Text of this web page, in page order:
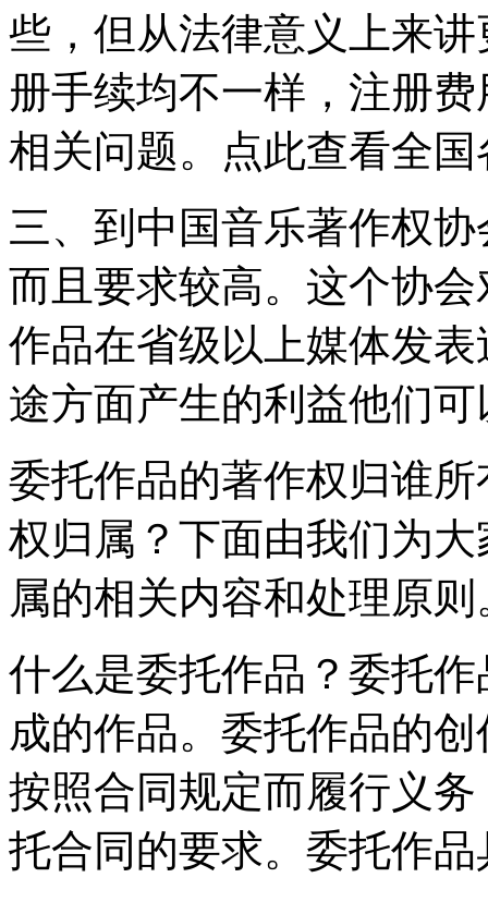
些，但从法律意义上来
册手续均不一样，注册
相关问题。点此查看全
三、到中国音乐著作权
而且要求较高。这个协
作品在省级以上媒体发
途方面产生的利益他们
委托作品的著作权归谁
权归属？下面由我们为
属的相关内容和处理原则
什么是委托作品？委托
成的作品。委托作品的
按照合同规定而履行义
托合同的要求。委托作